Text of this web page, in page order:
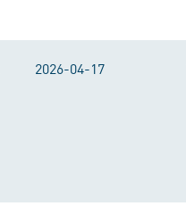
2026-04-17